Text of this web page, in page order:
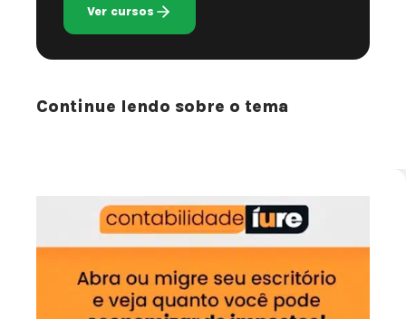
Ver cursos
Continue lendo sobre o tema